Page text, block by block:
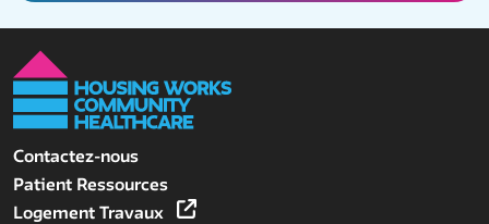
Contactez-nous
Patient Ressources
Logement Travaux